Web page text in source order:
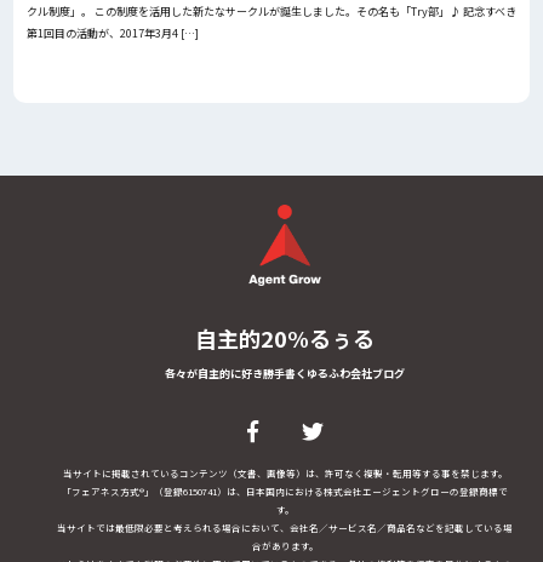
クル制度」。 この制度を活用した新たなサークルが誕生しました。その名も「Try部」♪ 記念すべき
第1回目の活動が、2017年3月4 […]
自主的20%るぅる
各々が自主的に好き勝手書くゆるふわ会社ブログ
当サイトに掲載されているコンテンツ（文書、画像等）は、許可なく複製・転用等する事を禁じます。
「フェアネス方式®」（登録6150741）は、日本国内における株式会社エージェントグローの登録商標で
す。
当サイトでは最低限必要と考えられる場合において、会社名／サービス名／商品名などを記載している場
合があります。